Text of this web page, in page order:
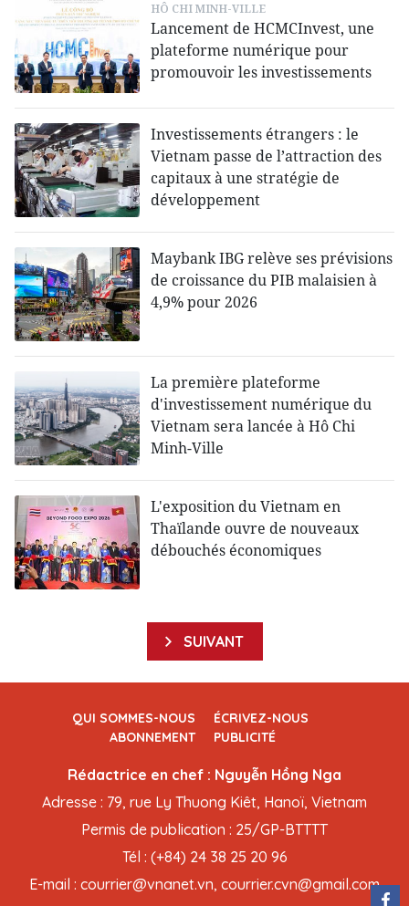
HÔ CHI MINH-VILLE
Lancement de HCMCInvest, une
plateforme numérique pour
promouvoir les investissements
Investissements étrangers : le
Vietnam passe de l’attraction des
capitaux à une stratégie de
développement
Maybank IBG relève ses prévisions
de croissance du PIB malaisien à
4,9% pour 2026
La première plateforme
d'investissement numérique du
Vietnam sera lancée à Hô Chi
Minh-Ville
L'exposition du Vietnam en
Thaïlande ouvre de nouveaux
débouchés économiques
SUIVANT
QUI SOMMES-NOUS
ÉCRIVEZ-NOUS
ABONNEMENT
PUBLICITÉ
Rédactrice en chef : Nguyễn Hồng Nga
Adresse : 79, rue Ly Thuong Kiêt, Hanoï, Vietnam
Permis de publication : 25/GP-BTTTT
Tél : (+84) 24 38 25 20 96
E-mail : courrier@vnanet.vn, courrier.cvn@gmail.com